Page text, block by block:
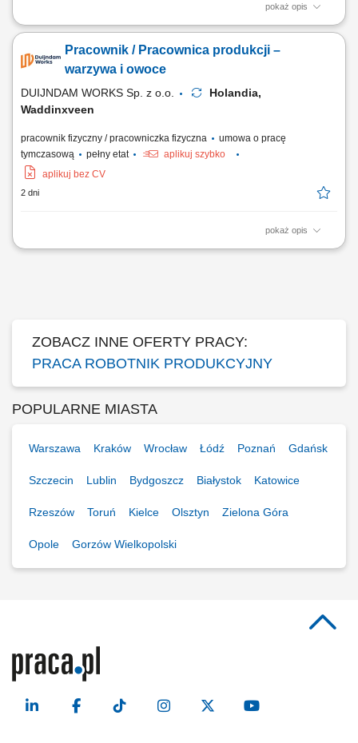
pokaż opis
Kogo szukamy? Pakowanie, produkcja i etykietowanie gotowych
Czym będziesz się zajmować? Dla naszego klienta w Katwijk aan Zee
poszukujemy zmotywowanych osób do pracy na produkcji z żywnością.
Pracownik / Pracownica produkcji –
warzywa i owoce
DUIJNDAM WORKS Sp. z o.o.
Holandia,
Waddinxveen
pracownik fizyczny / pracowniczka fizyczna
umowa o pracę
tymczasową
pełny etat
aplikuj szybko
aplikuj bez CV
2 dni
pokaż opis
Kogo szukamy? Szukasz pracy, w której możesz zacząć bez
ZOBACZ INNE OFERTY PRACY:
PRACA ROBOTNIK PRODUKCYJNY
POPULARNE MIASTA
Warszawa Kraków Wrocław Łódź Poznań Gdańsk
Szczecin Lublin Bydgoszcz Białystok Katowice
Rzeszów Toruń Kielce Olsztyn Zielona Góra
Opole Gorzów Wielkopolski